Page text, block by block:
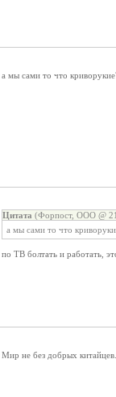
а мы сами то что
Цитата (Форпост, ООО @
а мы сами то что
по ТВ болтать и работать,
Мир не без добрых